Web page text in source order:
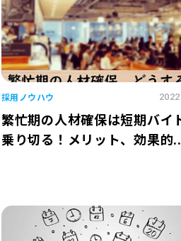
採用ノウハウ
繁忙期の人材確保は短期バイ
乗り切る！メリット、効果的